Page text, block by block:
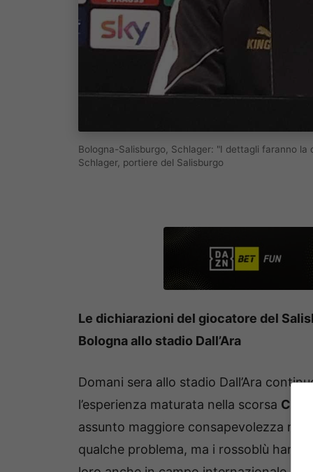
Bologna-Salisburgo, Schlager: "I dettagli faranno
Schlager, portiere del Salisburgo
Le dichiarazioni del giocatore del
Bologna allo stadio Dall’Ara
Domani sera allo stadio Dall’Ara
l’esperienza maturata nella scorsa
assunto maggiore consapevolezza nei
qualche problema, ma i rossoblù